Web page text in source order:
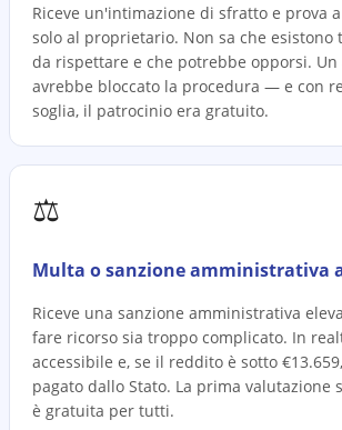
Riceve un'intimazione di sfratto e prova
solo al proprietario. Non sa che esistono
da rispettare e che potrebbe opporsi. Un
avrebbe bloccato la procedura — e con
soglia, il patrocinio era gratuito.
⚖️
Multa o sanzione amministrativa
Riceve una sanzione amministrativa
fare ricorso sia troppo complicato. In
accessibile e, se il reddito è sotto
pagato dallo Stato. La prima valutazione
è gratuita per tutti.